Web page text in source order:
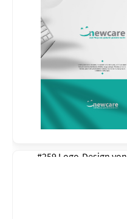
#259 Logo-Design von